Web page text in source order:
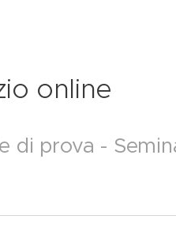
online
di prova -